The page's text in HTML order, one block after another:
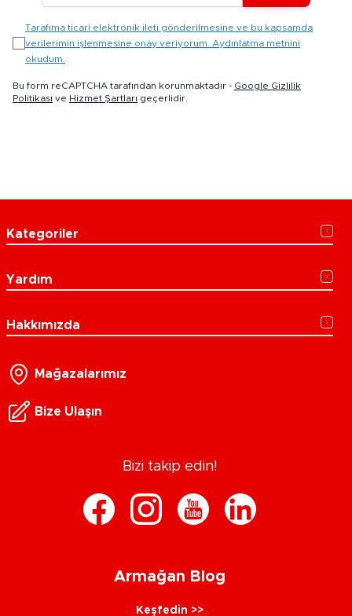
Tarafıma ticari elektronik ileti gönderilmesine ve bu kapsamda
verilerimin işlenmesine onay veriyorum. Aydınlatma metnini
okudum.
Bu form reCAPTCHA tarafından korunmaktadır - Google Gizlilik
Politikası ve Hizmet Şartları geçerlidir.
Kategoriler
Yardım
Hakkımızda
Mağazalarımız
Bize Ulaşın
Bizi takip edin!
Armağan Blog
Keşfedin >>